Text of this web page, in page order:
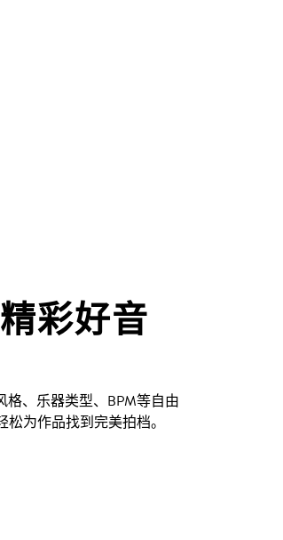
彩好音
、乐器类型、BPM等自由
为作品找到完美拍档。